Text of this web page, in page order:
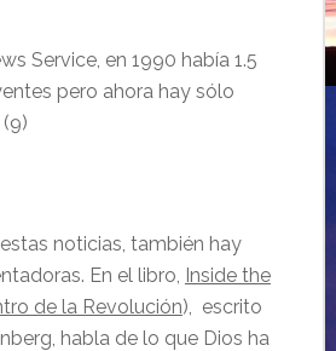
Service, en 1990 había 1.5
pero ahora hay sólo
noticias, también hay
En el libro, Inside the
de la Revolución), escrito
habla de lo que Dios ha